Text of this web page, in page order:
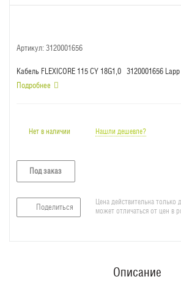
Артикул: 3120001656
Кабель FLEXICORE 115 CY 18G1,0 3120001656 Lapp
Подробнее
Нет в наличии Нашли дешевле?
Под заказ
Поделиться
Цена действительна только
может отличаться от цен в
Описание